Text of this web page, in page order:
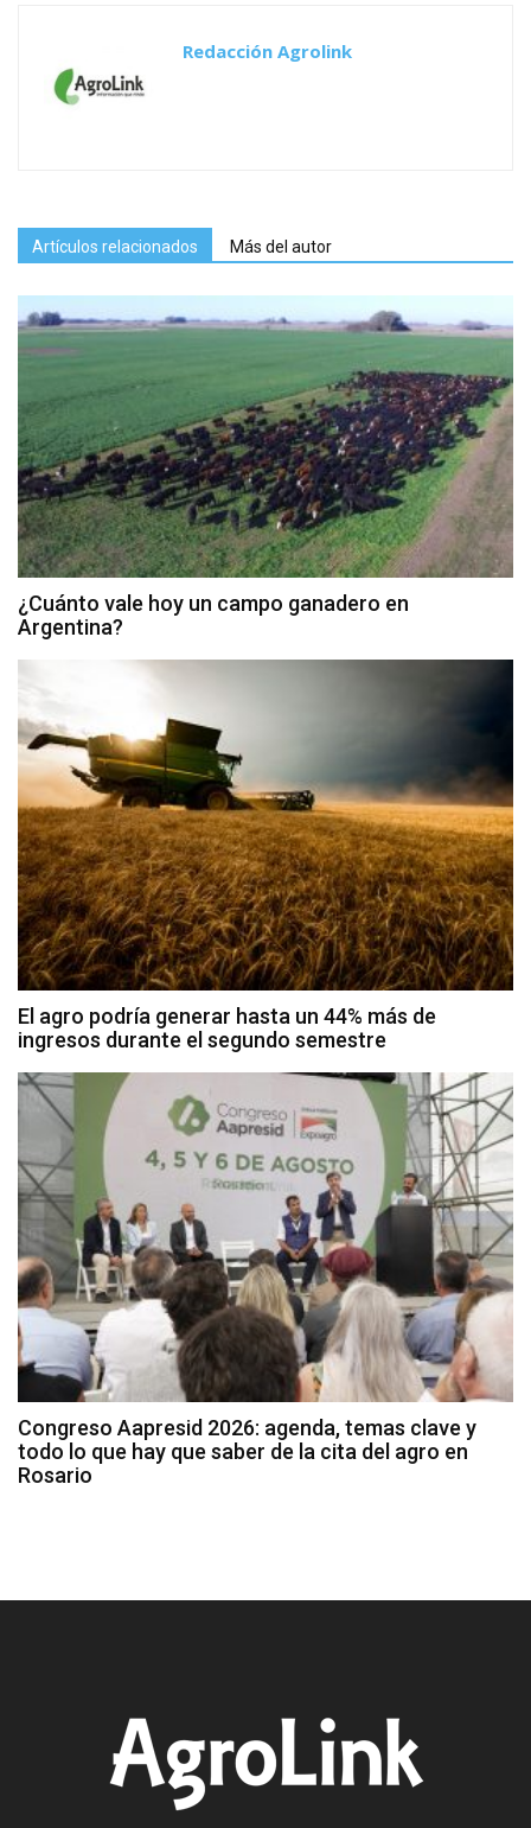
Redacción Agrolink
Artículos relacionados Más del autor
¿Cuánto vale hoy un campo ganadero en
Argentina?
El agro podría generar hasta un 44% más de
ingresos durante el segundo semestre
Congreso Aapresid 2026: agenda, temas clave y
todo lo que hay que saber de la cita del agro en
Rosario